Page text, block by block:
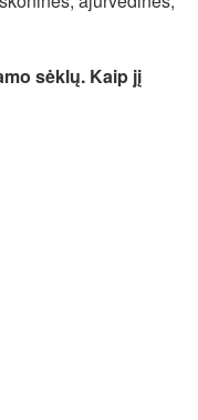
sėklų. Kaip jį